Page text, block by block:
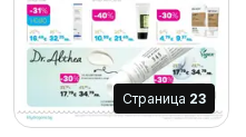
Cтраница 23